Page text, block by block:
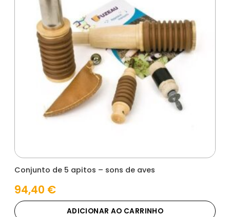
Conjunto de 5 apitos – sons de aves
94,40 €
ADICIONAR AO CARRINHO